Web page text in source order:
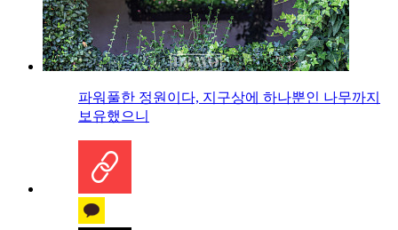
파워풀한 정원이다, 지구상에 하나뿐인 나무까지
보유했으니